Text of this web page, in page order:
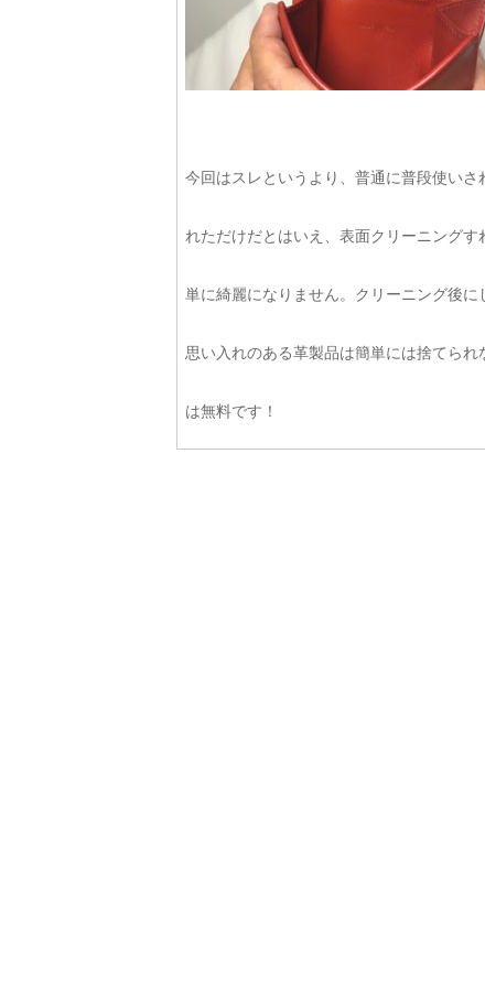
今回はスレというより、普通に普段使い
れただけだとはいえ、表面クリーニング
単に綺麗になりません。クリーニング後に
思い入れのある革製品は簡単には捨てら
は無料です！